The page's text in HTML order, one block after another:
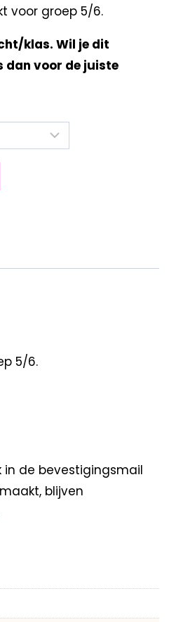
voor groep 5/6.
klas. Wil je dit
dan voor de juiste
5/6.
in de bevestigingsmail
blijven